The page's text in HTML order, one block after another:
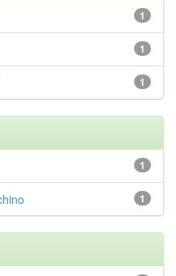
1
1
1
1
1